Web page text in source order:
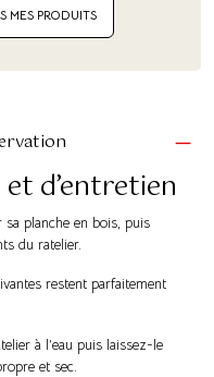
MES PRODUITS
d’entretien
sa planche en bois, puis
du ratelier.
restent parfaitement
à l’eau puis laissez-le
et sec.